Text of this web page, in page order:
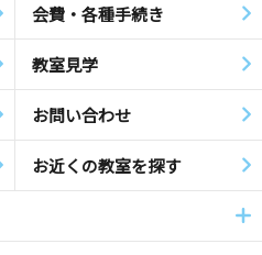
会費・各種手続き
教室見学
お問い合わせ
お近くの教室を探す